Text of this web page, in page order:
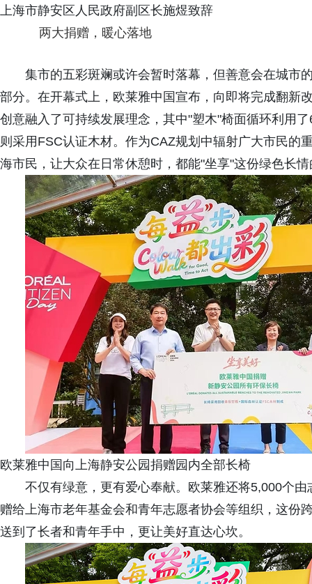
上海市静安区人民政府副区长施煜致辞
两大捐赠，暖心落地
集市的五彩斑斓或许会暂时落幕，但善意会在城市
部分。在开幕式上，欧莱雅中国宣布，向即将完成翻新
创意融入了可持续发展理念，其中"塑木"椅面循环利用
则采用FSC认证木材。作为CAZ规划中辐射广大市民的
海市民，让大众在日常休憩时，都能"坐享"这份绿色长
欧莱雅中国向上海静安公园捐赠园内全部长椅
不仅有绿意，更有爱心奉献。欧莱雅还将5,000个
赠给上海市老年基金会和青年志愿者协会等组织，这份
送到了长者和青年手中，更让美好直达心坎。